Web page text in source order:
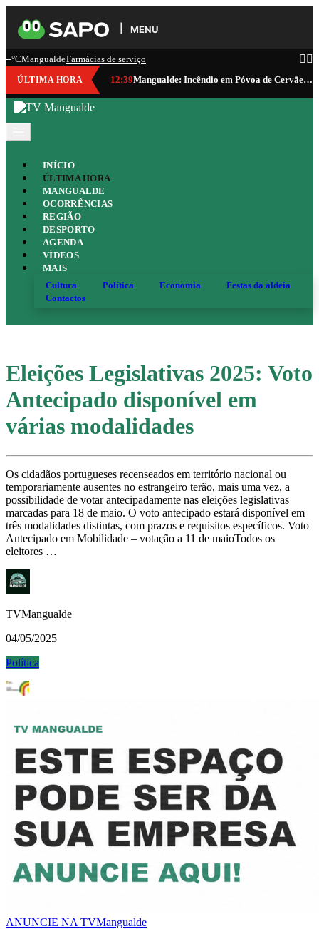
MENU
--°CMangualdeFarmácias de serviço
ÚLTIMA HORA 12:39 Mangualde: Incêndio em Póvoa de Cervães consumiu cerca de 100 hectares
INÍCIO
ÚLTIMA HORA
MANGUALDE
OCORRÊNCIAS
REGIÃO
DESPORTO
AGENDA
VÍDEOS
MAIS
Cultura
Política Economia
Festas da aldeia
Contactos
Eleições Legislativas 2025: Voto
Antecipado disponível em
várias modalidades
Os cidadãos portugueses recenseados em território nacional ou
temporariamente ausentes no estrangeiro terão, mais uma vez, a
possibilidade de votar antecipadamente nas eleições legislativas
marcadas para 18 de maio. O voto antecipado estará disponível em
três modalidades distintas, com prazos e requisitos específicos. Voto
Antecipado em Mobilidade – votação a 11 de maioTodos os
eleitores …
TVMangualde
04/05/2025
Política
ANUNCIE NA TVMangualde